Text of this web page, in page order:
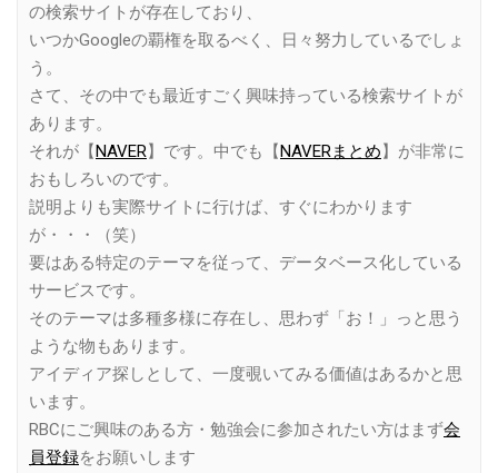
の検索サイトが存在しており、
いつかGoogleの覇権を取るべく、日々努力しているでしょ
う。
さて、その中でも最近すごく興味持っている検索サイトが
あります。
それが【NAVER】です。中でも【NAVERまとめ】が非常に
おもしろいのです。
説明よりも実際サイトに行けば、すぐにわかります
が・・・（笑）
要はある特定のテーマを従って、データベース化している
サービスです。
そのテーマは多種多様に存在し、思わず「お！」っと思う
ような物もあります。
アイディア探しとして、一度覗いてみる価値はあるかと思
います。
RBCにご興味のある方・勉強会に参加されたい方はまず会
員登録をお願いします